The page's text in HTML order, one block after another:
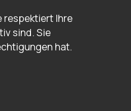
respektiert Ihre
sind. Sie
hat.